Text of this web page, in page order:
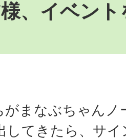
、イベン
がまなぶちゃんノ
してきたら、サ